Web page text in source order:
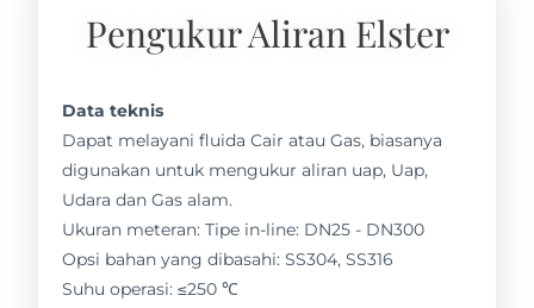
Pengukur Aliran Elster
Data teknis
Dapat melayani fluida Cair atau Gas, biasanya
digunakan untuk mengukur aliran uap, Uap,
Udara dan Gas alam.
Ukuran meteran: Tipe in-line: DN25 - DN300
Opsi bahan yang dibasahi: SS304, SS316
Suhu operasi: ≤250 ℃